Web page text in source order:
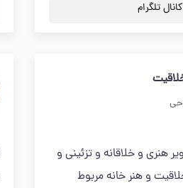
تلگرام
هنری و خلاقانه و تزئینی و
و هنر خانه مربوط